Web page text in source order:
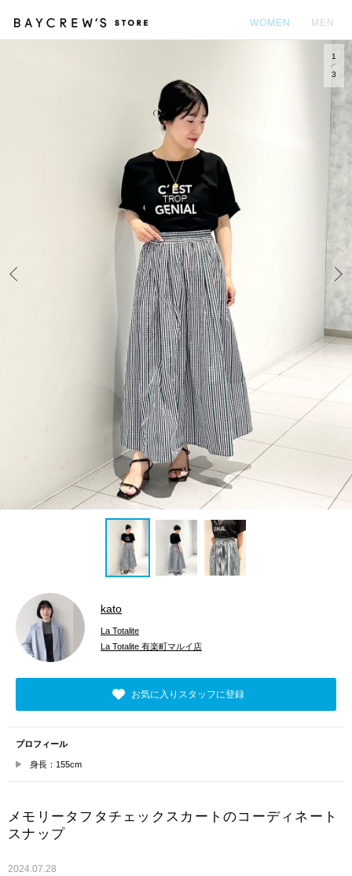
WOMEN MEN
1
3
kato
La Totalite
La Totalite 有楽町マルイ店
お気に入りスタッフに登録
プロフィール
身長：155cm
メモリータフタチェックスカートのコーディネート
スナップ
2024.07.28